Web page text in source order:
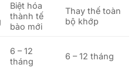
Biệt hóa
thành tế
bào mới
Thay thế toàn
bộ khớp
6 – 12
tháng
6 – 12 tháng